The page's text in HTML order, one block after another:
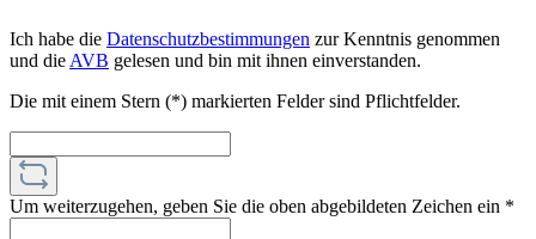
Ich habe die Datenschutzbestimmungen zur Kenntnis genommen
und die AVB gelesen und bin mit ihnen einverstanden.
Die mit einem Stern (*) markierten Felder sind Pflichtfelder.
Um weiterzugehen, geben Sie die oben abgebildeten Zeichen ein *